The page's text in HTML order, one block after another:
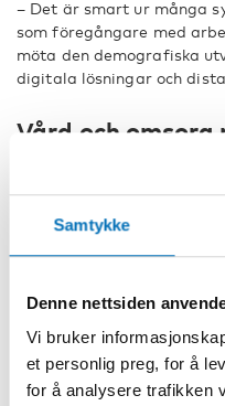
Samtykke
Denne nettsiden
Vi bruker
et personlig preg, for å
for å analysere trafikken
– Det är smart ur många
som föregångare med
möta den demografiska
digitala lösningar och
Vård och omsorg
är ett prioriterat
som initierades av det
Nordens välfärdscenter
region Västerbotten